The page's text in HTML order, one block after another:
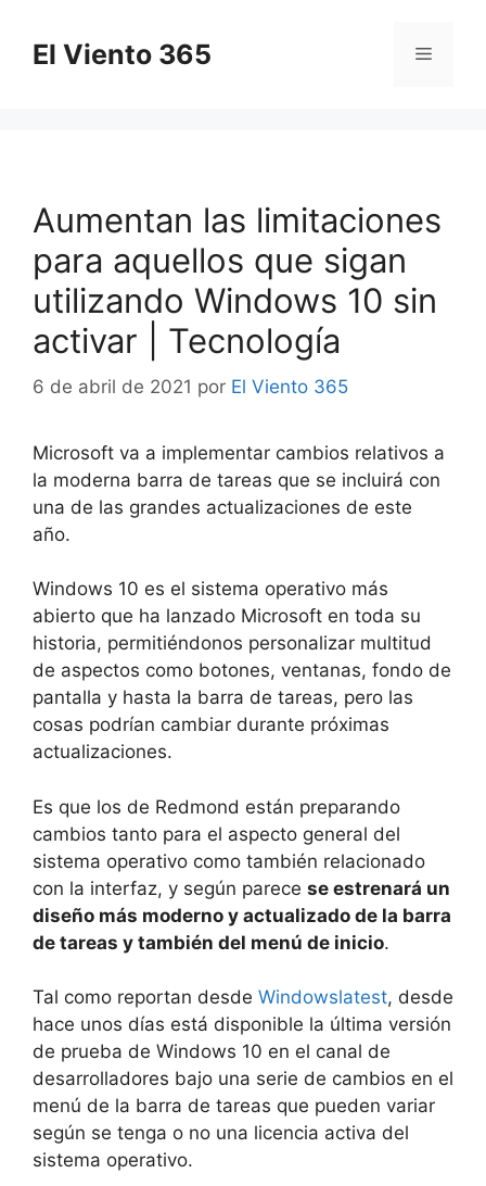
contenido
El Viento 365 Menú
Aumentan las limitaciones
para aquellos que sigan
utilizando Windows 10 sin
activar | Tecnología
6 de abril de 2021 por El Viento 365
Microsoft va a implementar cambios relativos a
la moderna barra de tareas que se incluirá con
una de las grandes actualizaciones de este
año.
Windows 10 es el sistema operativo más
abierto que ha lanzado Microsoft en toda su
historia, permitiéndonos personalizar multitud
de aspectos como botones, ventanas, fondo de
pantalla y hasta la barra de tareas, pero las
cosas podrían cambiar durante próximas
actualizaciones.
Es que los de Redmond están preparando
cambios tanto para el aspecto general del
sistema operativo como también relacionado
con la interfaz, y según parece se estrenará un
diseño más moderno y actualizado de la barra
de tareas y también del menú de inicio.
Tal como reportan desde Windowslatest, desde
hace unos días está disponible la última versión
de prueba de Windows 10 en el canal de
desarrolladores bajo una serie de cambios en el
menú de la barra de tareas que pueden variar
según se tenga o no una licencia activa del
sistema operativo.